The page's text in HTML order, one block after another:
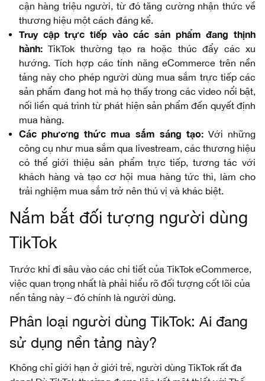
cận hàng triệu người, từ đó tăng cường nhận thức về
thương hiệu một cách đáng kể.
Truy cập trực tiếp vào các sản phẩm đang thịnh
hành:TikTok thường tạo ra hoặc thúc đẩy các xu
hướng. Tích hợp các tính năng eCommerce trên nền
tảng này cho phép người dùng mua sắm trực tiếp các
sản phẩm đang hot mà họ thấy trong các video nổi bật,
nối liền quá trình từ phát hiện sản phẩm đến quyết định
mua hàng.
Các phương thức mua sắm sáng tạo: Với những
công cụ như mua sắm qua livestream, các thương hiệu
có thể giới thiệu sản phẩm trực tiếp, tương tác với
khách hàng và tạo cơ hội mua hàng tức thì, làm cho
trải nghiệm mua sắm trở nên thú vị và khác biệt.
Nắm bắt đối tượng người dùng
TikTok
Trước khi đi sâu vào các chi tiết của TikTok eCommerce,
việc quan trọng nhất là phải hiểu rõ đối tượng cốt lõi của
nền tảng này – đó chính là người dùng.
Phân loại người dùng TikTok: Ai đang
sử dụng nền tảng này?
Không chỉ giới hạn ở giới trẻ, người dùng TikTok rất đa